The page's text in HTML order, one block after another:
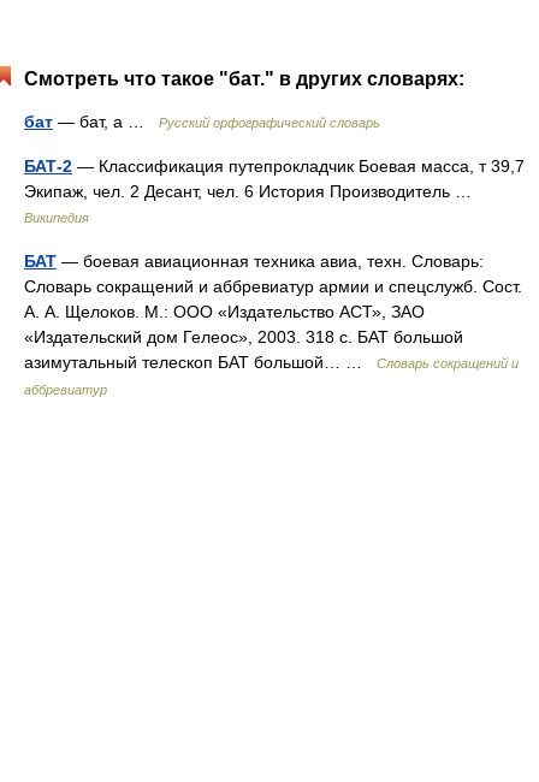
Смотреть что такое "бат." в других словарях:
бат — бат, а … Русский орфографический словарь
БАТ-2 — Классификация путепрокладчик Боевая масса, т 39,7
Экипаж, чел. 2 Десант, чел. 6 История Производитель …
Википедия
БАТ — боевая авиационная техника авиа, техн. Словарь:
Словарь сокращений и аббревиатур армии и спецслужб. Сост.
А. А. Щелоков. М.: ООО «Издательство АСТ», ЗАО
«Издательский дом Гелеос», 2003. 318 с. БАТ большой
азимутальный телескоп БАТ большой… …
Словарь сокращений и
аббревиатур